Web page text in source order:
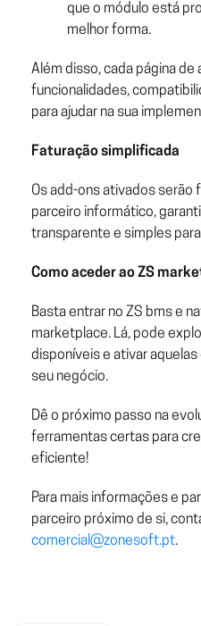
que o módulo está
melhor forma.
Além disso, cada página
funcionalidades,
para ajudar na sua
Faturação simplificada
Os add-ons ativados serão
parceiro informático,
transparente e simples
Como aceder ao ZS
Basta entrar no ZS bms e
marketplace. Lá, pode
disponíveis e ativar
seu negócio.
Dê o próximo passo na
ferramentas certas para
eficiente!
Para mais informações e
parceiro próximo de si,
comercial@zonesoft.pt.